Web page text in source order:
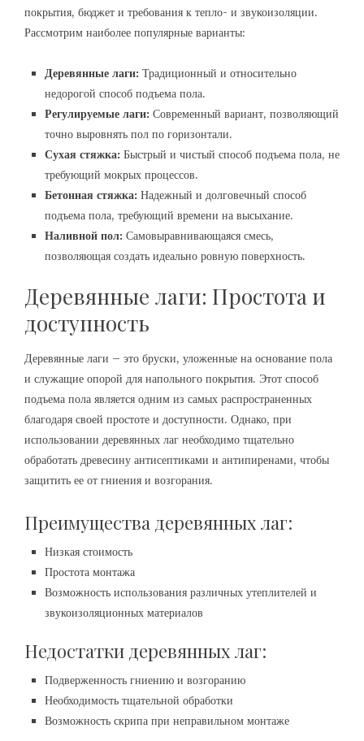
покрытия, бюджет и требования к тепло- и звукоизоляции.
Рассмотрим наиболее популярные варианты:
Деревянные лаги: Традиционный и относительно
недорогой способ подъема пола.
Регулируемые лаги: Современный вариант, позволяющий
точно выровнять пол по горизонтали.
Сухая стяжка: Быстрый и чистый способ подъема пола, не
требующий мокрых процессов.
Бетонная стяжка: Надежный и долговечный способ
подъема пола, требующий времени на высыхание.
Наливной пол: Самовыравнивающаяся смесь,
позволяющая создать идеально ровную поверхность.
Деревянные лаги: Простота и
доступность
Деревянные лаги – это бруски, уложенные на основание пола
и служащие опорой для напольного покрытия. Этот способ
подъема пола является одним из самых распространенных
благодаря своей простоте и доступности. Однако, при
использовании деревянных лаг необходимо тщательно
обработать древесину антисептиками и антипиренами, чтобы
защитить ее от гниения и возгорания.
Преимущества деревянных лаг:
Низкая стоимость
Простота монтажа
Возможность использования различных утеплителей и
звукоизоляционных материалов
Недостатки деревянных лаг:
Подверженность гниению и возгоранию
Необходимость тщательной обработки
Возможность скрипа при неправильном монтаже